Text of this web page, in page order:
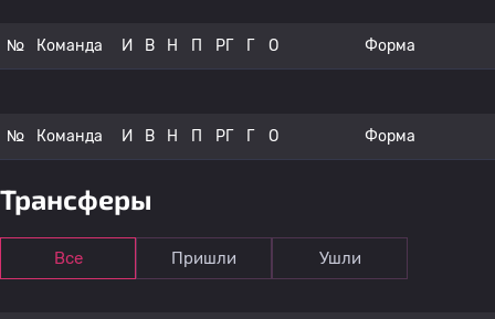
№ Команда И В Н П РГ Г О Форма
№ Команда И В Н П РГ Г О Форма
Трансферы
Все Пришли Ушли